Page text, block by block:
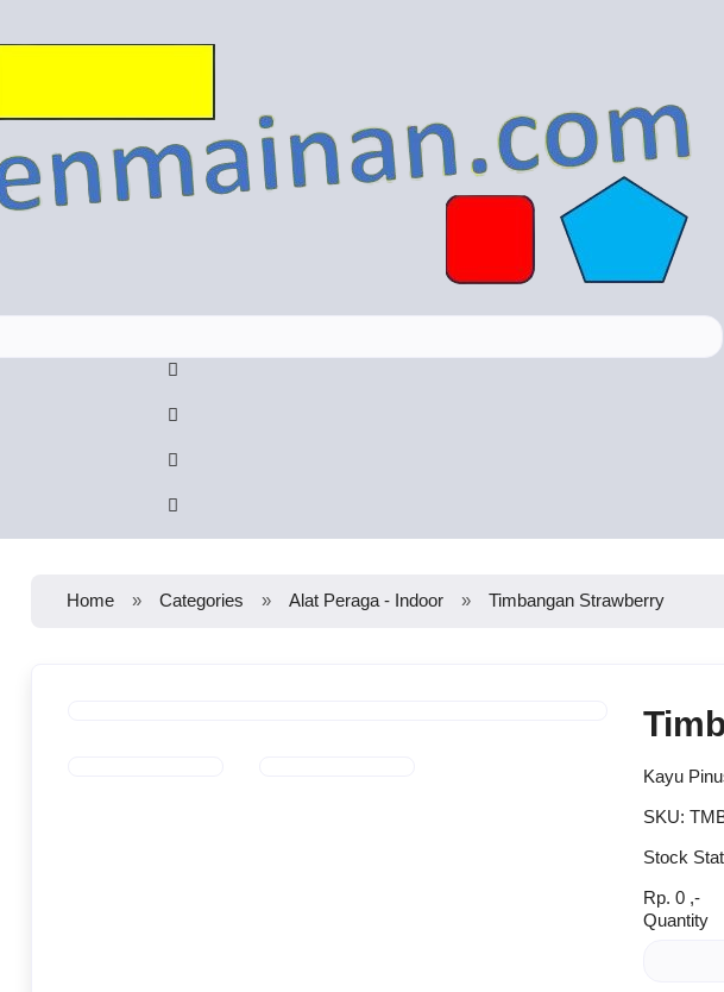
Home Categories Alat Peraga - Indoor Timbangan Strawberry
Kayu
SKU:
Stock
Rp. 0 ,-
Quantity